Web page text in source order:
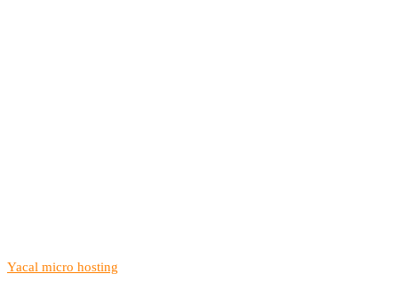
Yacal micro hosting